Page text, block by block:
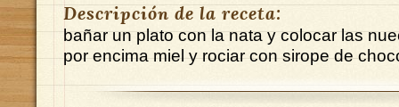
Descripción de la receta:
bañar un plato con la nata y colocar las
por encima miel y rociar con sirope de